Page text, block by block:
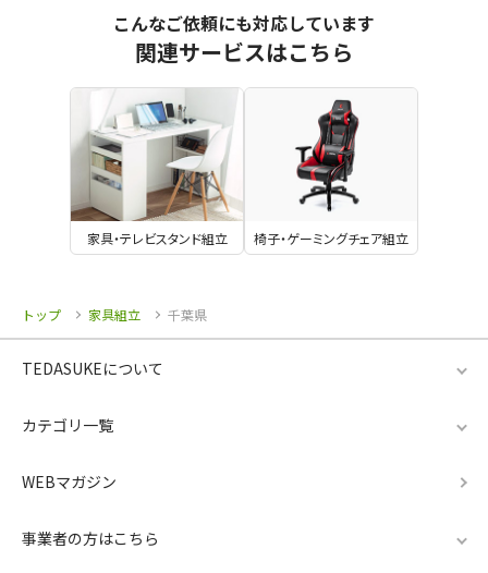
こんなご依頼にも対応しています
関連サービスはこちら
家具・テレビスタンド組立 椅子・ゲーミングチェア組立
トップ 家具組立 千葉県
TEDASUKEについて
カテゴリ一覧
WEBマガジン
事業者の方はこちら